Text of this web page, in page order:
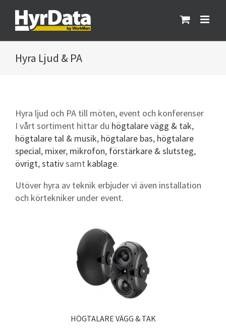
innehållet
Ljud & PA
Hyra ljud och PA till möten, event och konferenser
I vårt sortiment hittar du högtalare vägg & tak,
högtalare tal & musik, högtalare bas, högtalare
special, mixer, mikrofon, förstärkare & slutsteg,
övrigt,stativsamt kablage.
Utöver hyra av teknik erbjuder vi även installation
och körtekniker under event.
HÖGTALARE VÄGG & TAK